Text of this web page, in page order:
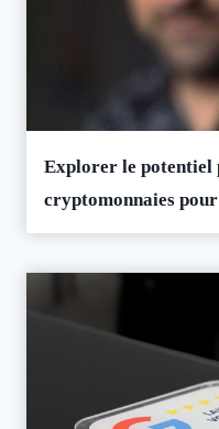
Explorer le potentiel
cryptomonnaies